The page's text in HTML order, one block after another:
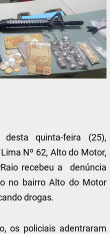
quinta-feira (25),
Nº 62, Alto do Motor,
recebeu a denúncia
no bairro Alto do Motor
drogas.
os policiais adentraram